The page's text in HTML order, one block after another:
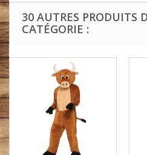
30 AUTRES PRODUITS
CATÉGORIE :